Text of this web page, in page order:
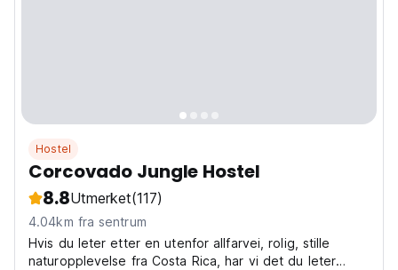
Hostel
Corcovado Jungle Hostel
8.8Utmerket(117)
4.04km fra sentrum
Hvis du leter etter en utenfor allfarvei, rolig, stille
naturopplevelse fra Costa Rica, har vi det du leter